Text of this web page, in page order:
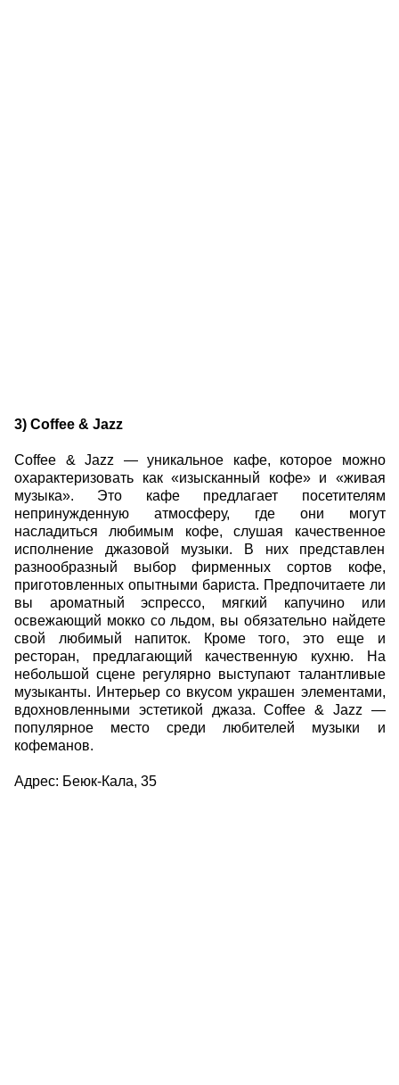
3) Coffee & Jazz
Coffee & Jazz — уникальное кафе, которое можно
охарактеризовать как «изысканный кофе» и «живая
музыка». Это кафе предлагает посетителям
непринужденную атмосферу, где они могут
насладиться любимым кофе, слушая качественное
исполнение джазовой музыки. В них представлен
разнообразный выбор фирменных сортов кофе,
приготовленных опытными бариста. Предпочитаете ли
вы ароматный эспрессо, мягкий капучино или
освежающий мокко со льдом, вы обязательно найдете
свой любимый напиток. Кроме того, это еще и
ресторан, предлагающий качественную кухню. На
небольшой сцене регулярно выступают талантливые
музыканты. Интерьер со вкусом украшен элементами,
вдохновленными эстетикой джаза. Coffee & Jazz —
популярное место среди любителей музыки и
кофеманов.
Адрес: Беюк-Кала, 35